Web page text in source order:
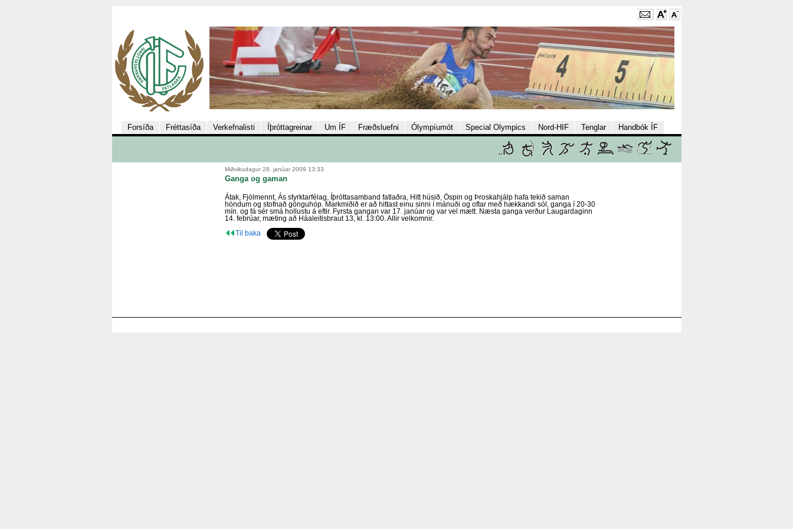
Forsíða Fréttasíða Verkefnalisti Íþróttagreinar Um ÍF Fræðsluefni Ólympíumót Special Olympics Nord-HIF Tenglar Handbók ÍF
Miðvikudagur 28. janúar 2009 13:33
Ganga og gaman
Átak, Fjölmennt, Ás styrktarfélag, Íþróttasamband fatlaðra, Hitt húsið, Öspin og Þroskahjálp hafa tekið saman
höndum og stofnað gönguhóp. Markmiðið er að hittast einu sinni í mánuði og oftar með hækkandi sól, ganga í 20-30
mín. og fá sér smá hollustu á eftir. Fyrsta gangan var 17. janúar og var vel mætt. Næsta ganga verður Laugardaginn
14. febrúar, mæting að Háaleitisbraut 13, kl. 13:00. Allir velkomnir.
Til baka